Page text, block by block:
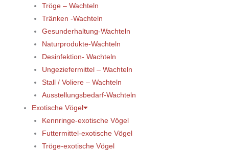
Tröge – Wachteln
Tränken -Wachteln
Gesunderhaltung-Wachteln
Naturprodukte-Wachteln
Desinfektion- Wachteln
Ungeziefermittel – Wachteln
Stall / Voliere – Wachteln
Ausstellungsbedarf-Wachteln
Exotische Vögel
Kennringe-exotische Vögel
Futtermittel-exotische Vögel
Tröge-exotische Vögel